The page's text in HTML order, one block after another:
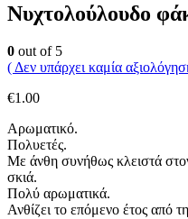
Νυχτολούλουδο
0 out of 5
( Δεν υπάρχει καμία
€1.00
Αρωματικό.
Πολυετές.
Με άνθη συνήθως κλειστά
σκιά.
Πολύ αρωματικά.
Ανθίζει το επόμενο έτος από